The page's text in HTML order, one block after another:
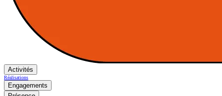
Activités
Réalisations
Engagements